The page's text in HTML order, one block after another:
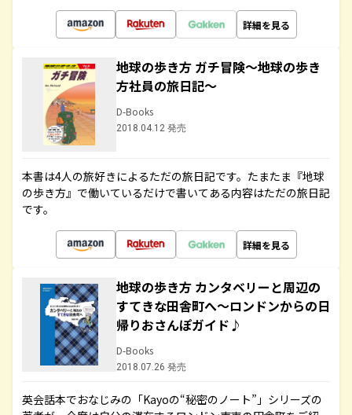
詳細を見る
地球の歩き方 ガチ冒険～地球の歩き
方社員の旅日記～
D-Books
2018.04.12 発売
本書は4人の旅好きによるただの旅日記です。たまたま『地球
の歩き方』で働いているだけで書いてある内容はただの旅日記
です。
詳細を見る
地球の歩き方 カンタベリーと周辺の
すてきな田舎町へ～ロンドンからの日
帰りおさんぽガイド♪
D-Books
2018.07.26 発売
英会話本でおなじみの「Kayoの“秘密のノート”」シリーズの